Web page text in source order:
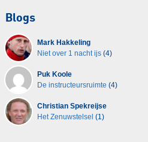
Blogs
Mark Hakkeling
Niet over 1 nacht ijs(4)
Puk Koole
De instructeursruimte (4)
Christian Spekreijse
Het Zenuwstelsel (1)